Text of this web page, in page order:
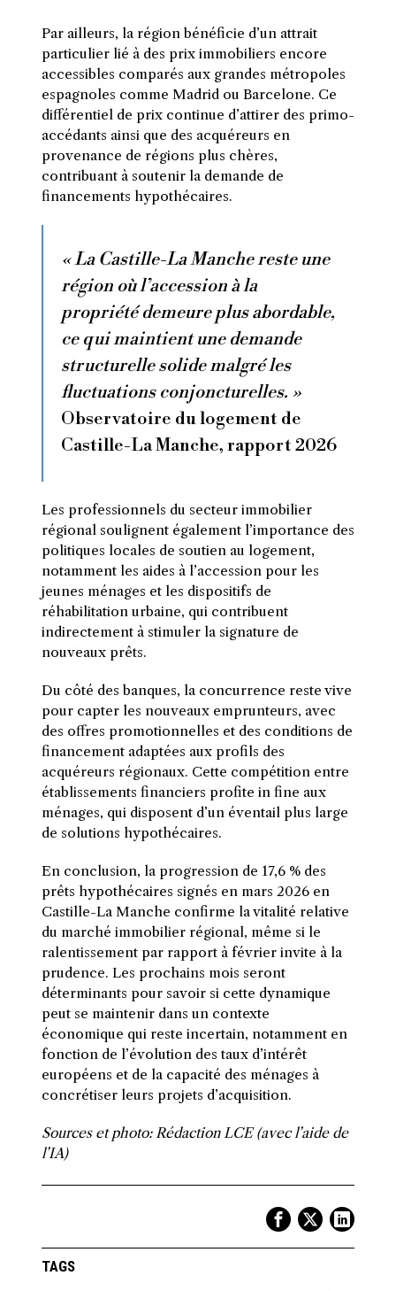
Par ailleurs, la région bénéficie d’un attrait
particulier lié à des prix immobiliers encore
accessibles comparés aux grandes métropoles
espagnoles comme Madrid ou Barcelone. Ce
différentiel de prix continue d’attirer des primo-
accédants ainsi que des acquéreurs en
provenance de régions plus chères,
contribuant à soutenir la demande de
financements hypothécaires.
« La Castille-La Manche reste une
région où l’accession à la
propriété demeure plus abordable,
ce qui maintient une demande
structurelle solide malgré les
fluctuations conjoncturelles. »
Observatoire du logement de
Castille-La Manche, rapport 2026
Les professionnels du secteur immobilier
régional soulignent également l’importance des
politiques locales de soutien au logement,
notamment les aides à l’accession pour les
jeunes ménages et les dispositifs de
réhabilitation urbaine, qui contribuent
indirectement à stimuler la signature de
nouveaux prêts.
Du côté des banques, la concurrence reste vive
pour capter les nouveaux emprunteurs, avec
des offres promotionnelles et des conditions de
financement adaptées aux profils des
acquéreurs régionaux. Cette compétition entre
établissements financiers profite in fine aux
ménages, qui disposent d’un éventail plus large
de solutions hypothécaires.
En conclusion, la progression de 17,6 % des
prêts hypothécaires signés en mars 2026 en
Castille-La Manche confirme la vitalité relative
du marché immobilier régional, même si le
ralentissement par rapport à février invite à la
prudence. Les prochains mois seront
déterminants pour savoir si cette dynamique
peut se maintenir dans un contexte
économique qui reste incertain, notamment en
fonction de l’évolution des taux d’intérêt
européens et de la capacité des ménages à
concrétiser leurs projets d’acquisition.
Sources et photo: Rédaction LCE (avec l’aide de
l’IA)
TAGS